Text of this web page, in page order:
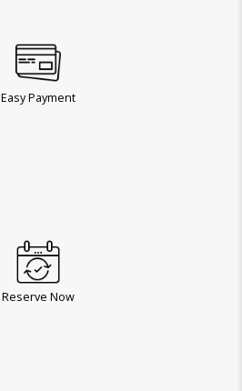
Easy Payment
Reserve Now